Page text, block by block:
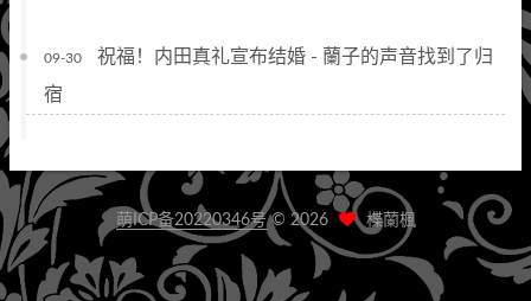
09-30
祝福！内田真礼宣布结婚 - 蘭子的声音找到了归
宿
萌ICP备20220346号© 2026 楪蘭楓